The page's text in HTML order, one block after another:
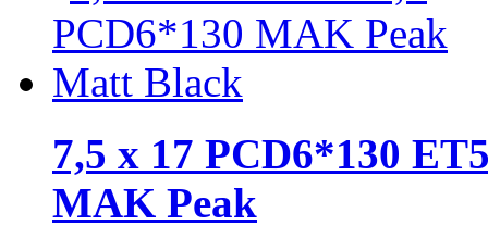
7,5 x 17 PCD6*130
MAK Peak